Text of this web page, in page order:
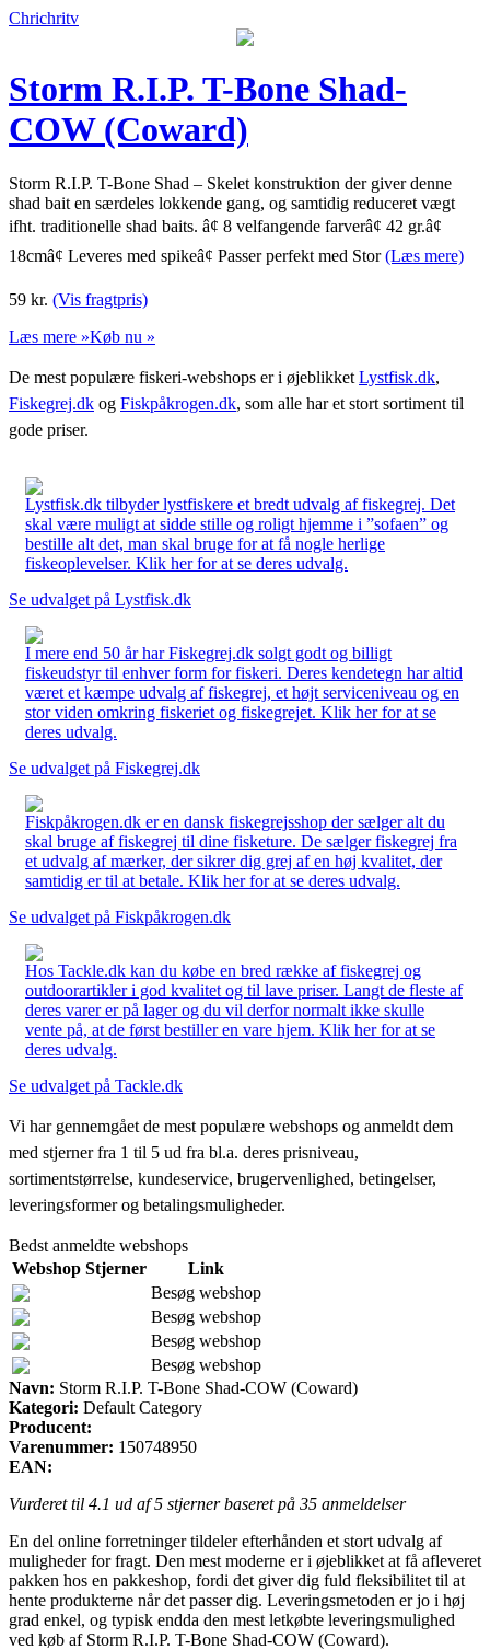
Chrichritv
Storm R.I.P. T-Bone Shad-
COW (Coward)
Storm R.I.P. T-Bone Shad – Skelet konstruktion der giver denne
shad bait en særdeles lokkende gang, og samtidig reduceret vægt
ifht. traditionelle shad baits. â¢ 8 velfangende farverâ¢ 42 gr.â¢
18cmâ¢ Leveres med spikeâ¢ Passer perfekt med Stor(Læs mere)
59 kr. (Vis fragtpris)
Læs mere »Køb nu »
De mest populære fiskeri-webshops er i øjeblikket Lystfisk.dk,
Fiskegrej.dk og Fiskpåkrogen.dk, som alle har et stort sortiment til
gode priser.
Lystfisk.dk tilbyder lystfiskere et bredt udvalg af fiskegrej. Det
skal være muligt at sidde stille og roligt hjemme i ”sofaen” og
bestille alt det, man skal bruge for at få nogle herlige
fiskeoplevelser. Klik her for at se deres udvalg.
Se udvalget på Lystfisk.dk
I mere end 50 år har Fiskegrej.dk solgt godt og billigt
fiskeudstyr til enhver form for fiskeri. Deres kendetegn har altid
været et kæmpe udvalg af fiskegrej, et højt serviceniveau og en
stor viden omkring fiskeriet og fiskegrejet. Klik her for at se
deres udvalg.
Se udvalget på Fiskegrej.dk
Fiskpåkrogen.dk er en dansk fiskegrejsshop der sælger alt du
skal bruge af fiskegrej til dine fisketure. De sælger fiskegrej fra
et udvalg af mærker, der sikrer dig grej af en høj kvalitet, der
samtidig er til at betale. Klik her for at se deres udvalg.
Se udvalget på Fiskpåkrogen.dk
Hos Tackle.dk kan du købe en bred række af fiskegrej og
outdoorartikler i god kvalitet og til lave priser. Langt de fleste af
deres varer er på lager og du vil derfor normalt ikke skulle
vente på, at de først bestiller en vare hjem. Klik her for at se
deres udvalg.
Se udvalget på Tackle.dk
Vi har gennemgået de mest populære webshops og anmeldt dem
med stjerner fra 1 til 5 ud fra bl.a. deres prisniveau,
sortimentstørrelse, kundeservice, brugervenlighed, betingelser,
leveringsformer og betalingsmuligheder.
Bedst anmeldte webshops
Webshop Stjerner
Link
Besøg webshop
Besøg webshop
Besøg webshop
Besøg webshop
Navn: Storm R.I.P. T-Bone Shad-COW (Coward)
Kategori: Default Category
Producent:
Varenummer: 150748950
EAN:
Vurderet til 4.1 ud af 5 stjerner baseret på 35 anmeldelser
En del online forretninger tildeler efterhånden et stort udvalg af
muligheder for fragt. Den mest moderne er i øjeblikket at få afleveret
pakken hos en pakkeshop, fordi det giver dig fuld fleksibilitet til at
hente produkterne når det passer dig. Leveringsmetoden er jo i høj
grad enkel, og typisk endda den mest letkøbte leveringsmulighed
ved køb af Storm R.I.P. T-Bone Shad-COW (Coward).